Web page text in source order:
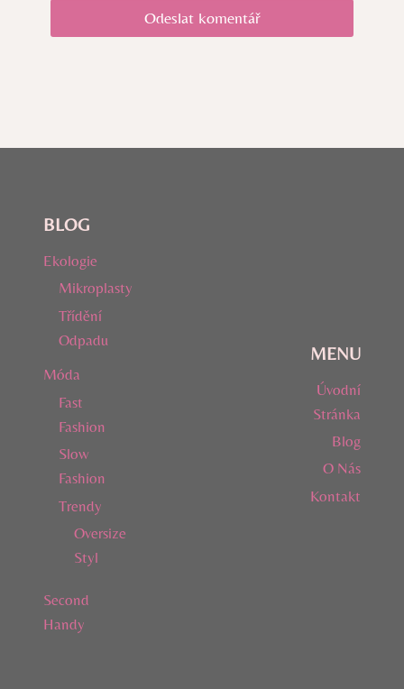
BLOG
Ekologie
Mikroplasty
Třídění
Odpadu
Móda
Fast
Fashion
Slow
Fashion
Trendy
Oversize
Styl
Second
Handy
MENU
Úvodní
Stránka
Blog
O Nás
Kontakt